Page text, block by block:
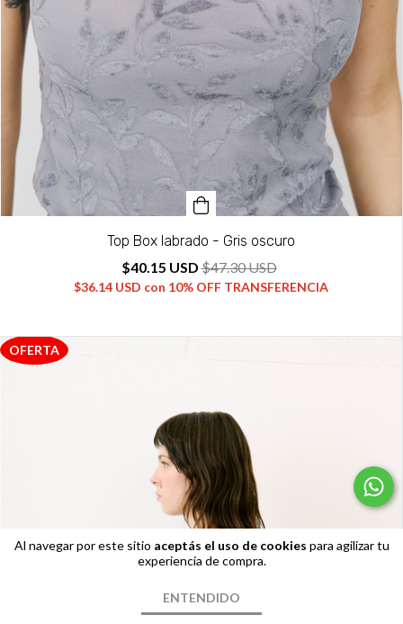
Al navegar por este sitio aceptás el uso de cookies para agilizar tu
experiencia de compra.
ENTENDIDO
Top Box labrado - Gris oscuro
$40.15 USD$47.30 USD
$36.14 USD con 10% OFF TRANSFERENCIA